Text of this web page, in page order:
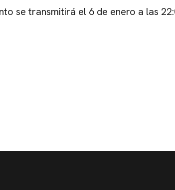
se transmitirá el 6 de enero a las